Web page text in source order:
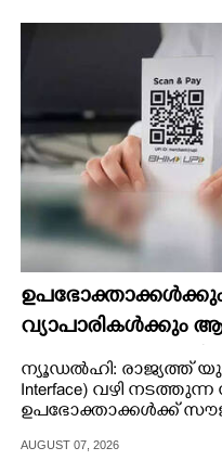
PHOTOS
LIFESTYLE
ART
വ്യാപാരികൾക്കും
സേവനങ്ങൾക്ക് ഫീസ്
ന്യൂഡൽഹി: രാജ്യത്ത്
Interface) വഴി
ഉപഭോക്താക്കൾക്ക്
AUGUST 07, 2026